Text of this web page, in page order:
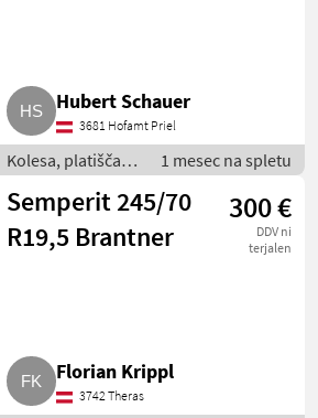
Hubert Schauer
3681 Hofamt Priel
Kolesa, platišča in
pnevmatike /
Pnevmatika za
priklopnik
1 mesec na spletu
Semperit 245/70
R19,5 Brantner
300 €
DDV ni
terjalen
Florian Krippl
3742 Theras